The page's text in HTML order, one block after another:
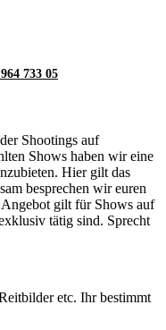
733 05
Shootings auf
Shows haben wir eine
Hier gilt das
besprechen wir euren
gilt für Shows auf
tätig sind. Sprecht
etc. Ihr bestimmt